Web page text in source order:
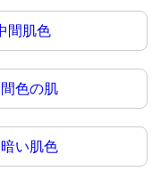
間肌色
色の肌
い肌色